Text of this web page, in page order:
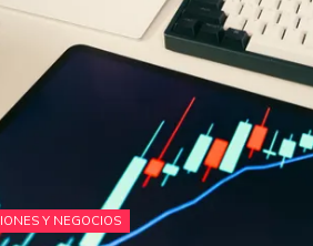
Y NEGOCIOS